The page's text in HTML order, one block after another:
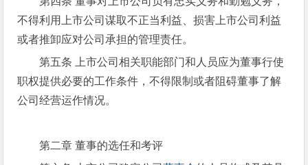
不得利用上市公司谋取不正当利益、损害上市公司利益
或者推卸应对公司承担的管理责任。
第五条 上市公司相关职能部门和人员应为董事行使
职权提供必要的工作条件，不得限制或者阻碍董事了解
公司经营运作情况。
第二章 董事的选任和考评